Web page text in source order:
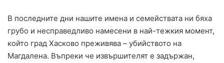
В последните дни нашите имена и семействата ни бяха
грубо и несправедливо намесени в най-тежкия момент,
който град Хасково преживява – убийството на
Магдалена. Въпреки че извършителят е задържан,